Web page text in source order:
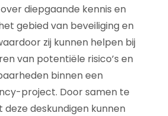
diepgaande kennis en
gebied van beveiliging en
zij kunnen helpen bij
van potentiële risico’s en
binnen een
project. Door samen te
deskundigen kunnen